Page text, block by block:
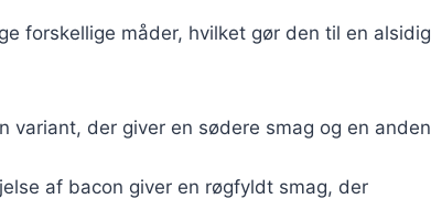
forskellige måder, hvilket gør den til en alsidig
variant, der giver en sødere smag og en anden
af bacon giver en røgfyldt smag, der